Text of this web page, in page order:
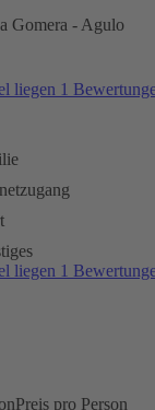
Gomera - Agulo
liegen 1
liegen 1
Preis pro Person